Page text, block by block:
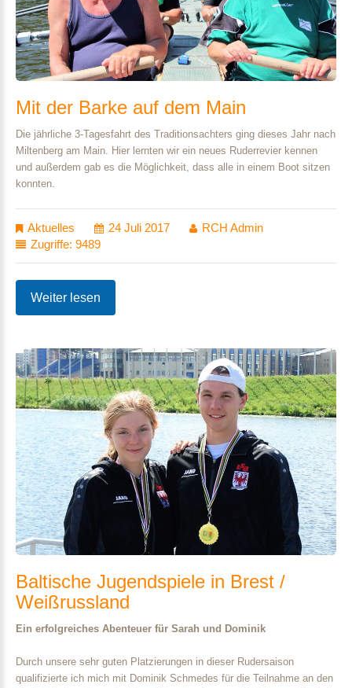
Mit der Barke auf dem Main
Die jährliche 3-Tagesfahrt des Traditionsachters ging dieses Jahr nach
Miltenberg am Main. Hier lernten wir ein neues Ruderrevier kennen
und außerdem gab es die Möglichkeit, dass alle in einem Boot sitzen
konnten.
Aktuelles 24 Juli 2017
RCH Admin
Zugriffe: 9489
Weiter lesen
Baltische Jugendspiele in Brest /
Weißrussland
Ein erfolgreiches Abenteuer für Sarah und Dominik
Durch unsere sehr guten Platzierungen in dieser Rudersaison
qualifizierte ich mich mit Dominik Schmedes für die Teilnahme an den